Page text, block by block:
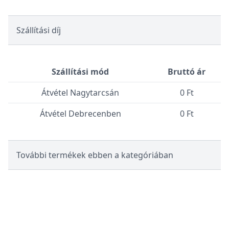
Szállítási díj
Szállítási mód
Bruttó ár
Átvétel Nagytarcsán
0 Ft
Átvétel Debrecenben
0 Ft
További termékek ebben a kategóriában